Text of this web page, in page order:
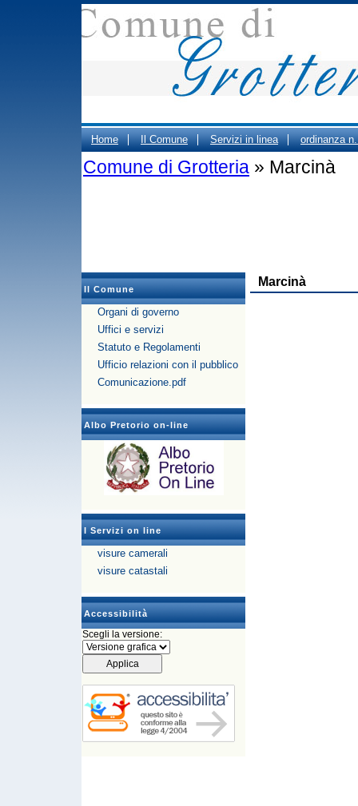
Home Il Comune Servizi in linea
ordinanza
ORARIO CIMITERO
Portale Trasparenza - Gestione
Comune di Grotteria » Marcinà
Il Comune
Organi di governo
Uffici e servizi
Statuto e Regolamenti
Ufficio relazioni con il pubblico
Comunicazione.pdf
Albo Pretorio on-line
I Servizi on line
visure camerali
visure catastali
Accessibilità
Scegli la versione:
Marcinà